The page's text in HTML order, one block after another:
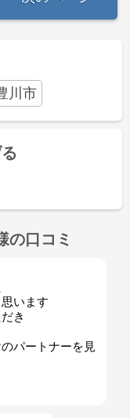
川市
の口コミ
います
き
パートナーを見